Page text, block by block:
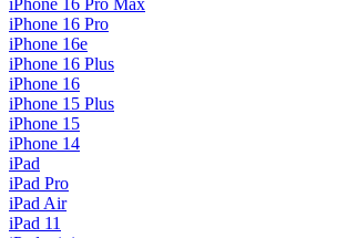
iPhone 16 Pro Max
iPhone 16 Pro
iPhone 16e
iPhone 16 Plus
iPhone 16
iPhone 15 Plus
iPhone 15
iPhone 14
iPad
iPad Pro
iPad Air
iPad 11